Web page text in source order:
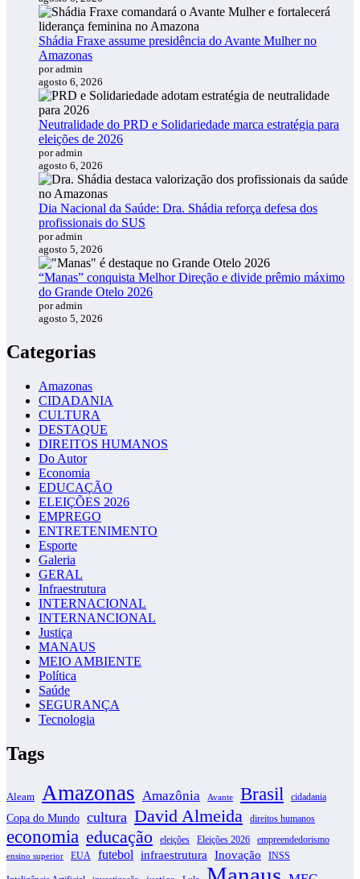
Shádia Fraxe assume presidência do Avante Mulher no
Amazonas
por admin
agosto 6, 2026
Neutralidade do PRD e Solidariedade marca estratégia para
eleições de 2026
por admin
agosto 6, 2026
Dia Nacional da Saúde: Dra. Shádia reforça defesa dos
profissionais do SUS
por admin
agosto 5, 2026
“Manas” conquista Melhor Direção e divide prêmio máximo
do Grande Otelo 2026
por admin
agosto 5, 2026
Categorias
Amazonas
CIDADANIA
CULTURA
DESTAQUE
DIREITOS HUMANOS
Do Autor
Economia
EDUCAÇÃO
ELEIÇÕES 2026
EMPREGO
ENTRETENIMENTO
Esporte
Galeria
GERAL
Infraestrutura
INTERNACIONAL
INTERNANCIONAL
Justiça
MANAUS
MEIO AMBIENTE
Política
Saúde
SEGURANÇA
Tecnologia
Tags
Aleam Amazonas Amazônia Avante Brasil cidadania
Copa do Mundo cultura David Almeida direitos humanos
economia educação eleições Eleições 2026 empreendedorismo
ensino superior EUA futebol infraestrutura Inovação INSS